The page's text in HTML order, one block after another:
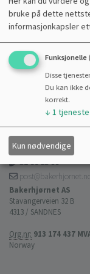
HJELP
51 66 85 00
Bakerhjørnet AS
Stavangerveien 32 B
4313 / SANDNES
Org.nr: 913 174 437
Norway
bruke på dette
informasjonkapsler
Funksjonelle
Disse
Du kan ikke
korrekt.
↓ 1 tjeneste
Kun nødvendige